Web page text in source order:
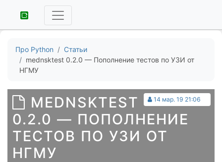
Про Python
Статьи
mednsktest 0.2.0 — Пополнение тестов по УЗИ от
НГМУ
14 мар. 19 21:06
MEDNSKTEST
0.2.0 — ПОПОЛНЕНИЕ
ТЕСТОВ ПО УЗИ ОТ
НГМУ